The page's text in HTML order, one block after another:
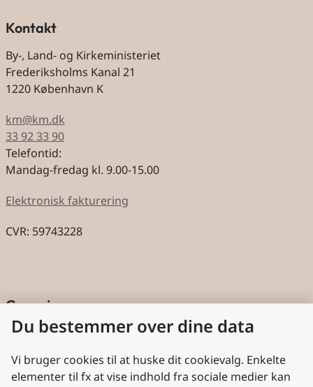
Kontakt
By-, Land- og Kirkeministeriet
Frederiksholms Kanal 21
1220 København K
km@km.dk
33 92 33 90
Telefontid:
Mandag-fredag kl. 9.00-15.00
Elektronisk fakturering
CVR: 59743228
Genveje
Cookies
Aktindsigt
Persondatabeskyttelse
Du bestemmer over dine data
Vi bruger cookies til at huske dit cookievalg. Enkelte
elementer til fx at vise indhold fra sociale medier kan